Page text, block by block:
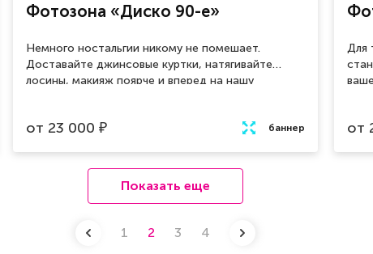
Фотозона «Диско 90-е»
Немного ностальгии никому не помешает.
Доставайте джинсовые куртки, натягивайте
лосины, макияж поярче и вперед на нашу
от 23 000 ₽ баннер
Для
от
Показать еще
1 2 3 4